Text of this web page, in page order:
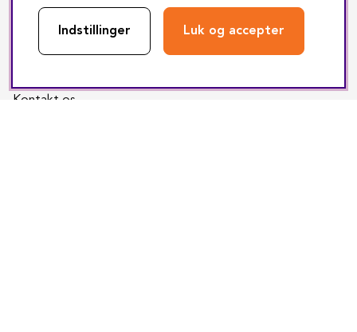
Reparation
Kontakt os
Indstillinger Luk og accepter